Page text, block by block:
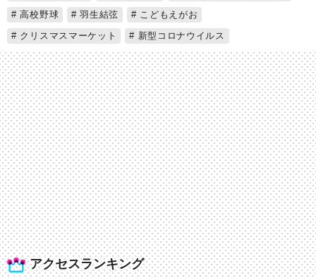
アクセスランキング
高校野球
羽生結弦
こどもえがお
クリスマスマーケット
新型コロナウイルス